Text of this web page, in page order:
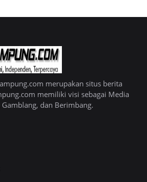
merupakan situs berita
memiliki visi sebagai Media
dan Berimbang.